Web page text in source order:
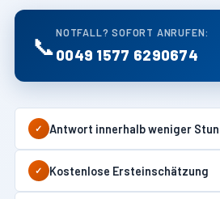
📞 NOTFALL? SOFORT ANRUFEN:
0049 1577 6290674
✓ Antwort innerhalb weniger
✓ Kostenlose Ersteinschätzung